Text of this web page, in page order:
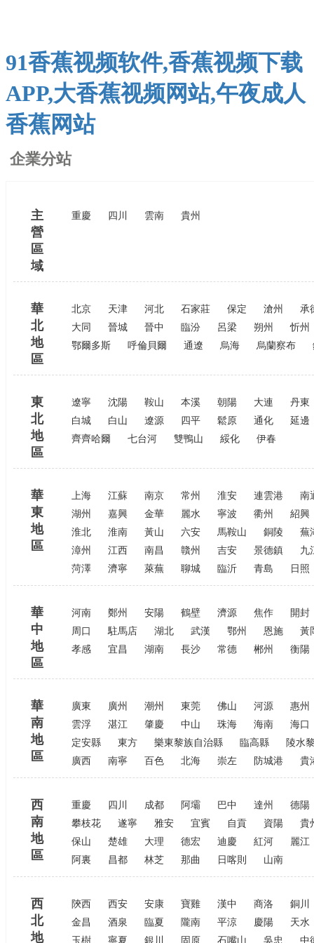
91香蕉视频软件,香蕉视频下载
APP,大香蕉视频网站,午夜成人
香蕉网站
企業分站
主
營
區
域
重慶 四川 雲南 貴州
華
北
地
區
北京 天津 河北 石家莊 保定 滄州
承
大同
晉城 晉中 臨汾 呂梁 朔州
忻州
鄂爾多斯
呼倫貝爾 通遼 烏海 烏蘭察布
東
北
地
區
遼寧 沈陽 鞍山 本溪 朝陽 大連
丹東
白城
白山 遼源 四平 鬆原 通化
延邊
齊齊哈爾
七台河 雙鴨山 綏化 伊春
華
東
地
區
上海 江蘇 南京 常州 淮安 連雲港
南
湖州
嘉興 金華 麗水 寧波 衢州
紹興
淮北
淮南 黃山 六安 馬鞍山 銅陵
蕪
漳州
江西 南昌 贛州 吉安 景德鎮
九
菏澤
濟寧 萊蕪 聊城 臨沂 青島 日照
華
中
地
區
河南 鄭州 安陽 鶴壁 濟源 焦作
開封
周口
駐馬店 湖北 武漢 鄂州 恩施
黃
孝感
宜昌 湖南 長沙 常德 郴州 衡陽
華
南
地
區
廣東 廣州 潮州 東莞 佛山 河源
惠州
雲浮
湛江 肇慶 中山 珠海 海南
海口
定安縣
東方 樂東黎族自治縣 臨高縣
陵水
廣西
南寧 百色 北海 崇左 防城港 貴
西
南
地
區
重慶 四川 成都 阿壩 巴中 達州
德陽
攀枝花
遂寧 雅安 宜賓 自貢 資陽
貴
保山
楚雄 大理 德宏 迪慶 紅河
麗江
阿裏
昌都 林芝 那曲 日喀則 山南
西
北
地
陝西 西安 安康 寶雞 漢中 商洛
銅川
金昌
酒泉 臨夏 隴南 平涼 慶陽
天水
玉樹
寧夏 銀川 固原 石嘴山 吳忠 中